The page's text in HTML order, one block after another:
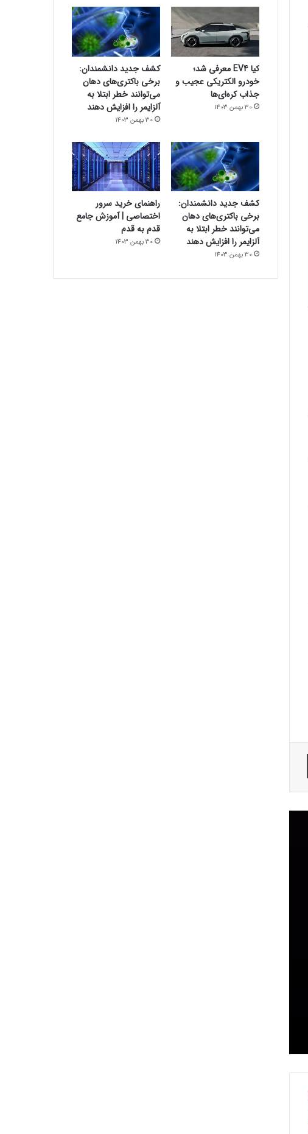
کیا EV4 معرفی شد؛
خودرو الکتریکی عجیب و
جذاب کره‌ای‌ها
30 بهمن 1403
کشف جدید دانشمندان:
برخی باکتری‌های دهان
می‌توانند خطر ابتلا به
آلزایمر را افزایش دهند
30 بهمن 1403
کشف جدید دانشمندان:
برخی باکتری‌های دهان
می‌توانند خطر ابتلا به
آلزایمر را افزایش دهند
30 بهمن 1403
راهنمای خرید سرور
اختصاصی | آموزش جامع
قدم به قدم
30 بهمن 1403